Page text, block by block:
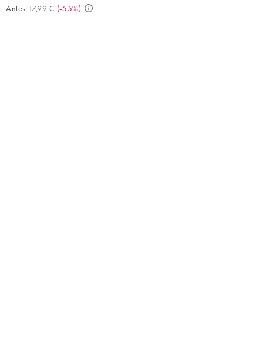
Antes 17,99 € (-55%)